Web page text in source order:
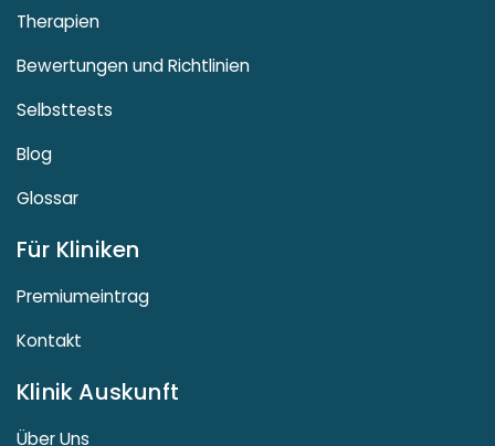
Therapien
Bewertungen und Richtlinien
Selbsttests
Blog
Glossar
Für Kliniken
Premiumeintrag
Kontakt
Klinik Auskunft
Über Uns